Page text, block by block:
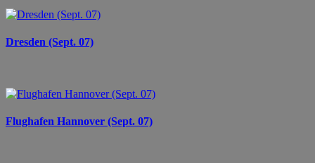
Dresden (Sept. 07)
Flughafen Hannover (Sept. 07)